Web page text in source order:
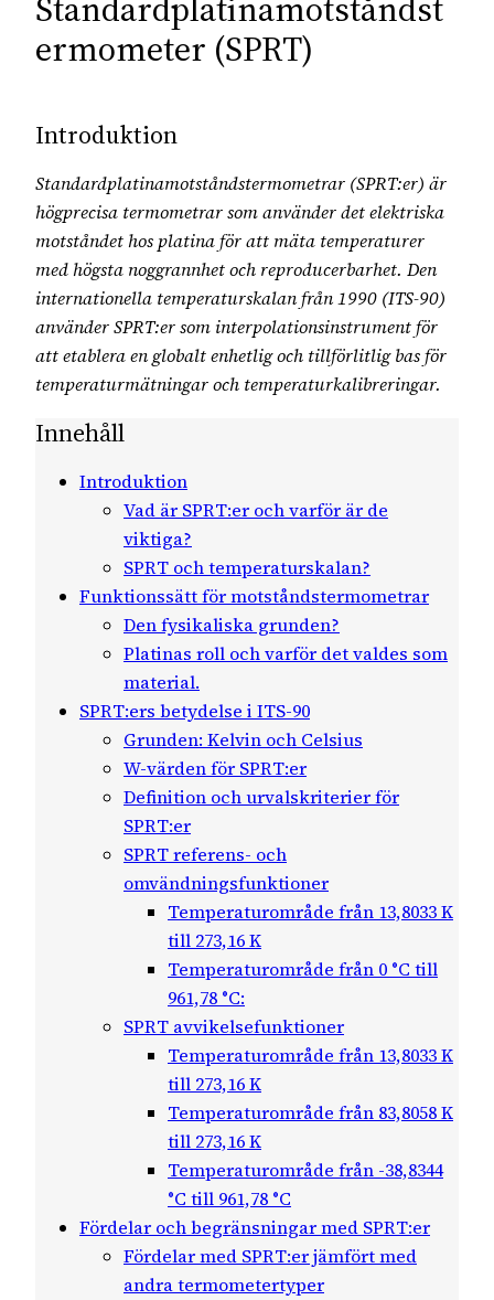
ermometer (SPRT)
Introduktion
Standardplatinamotståndstermometrar (SPRT:er) är
högprecisa termometrar som använder det elektriska
motståndet hos platina för att mäta temperaturer
med högsta noggrannhet och reproducerbarhet. Den
internationella temperaturskalan från 1990 (ITS-90)
använder SPRT:er som interpolationsinstrument för
att etablera en globalt enhetlig och tillförlitlig bas för
temperaturmätningar och temperaturkalibreringar.
Innehåll
Introduktion
Vad är SPRT:er och varför är de
viktiga?
SPRT och temperaturskalan?
Funktionssätt för motståndstermometrar
Den fysikaliska grunden?
Platinas roll och varför det valdes som
material.
SPRT:ers betydelse i ITS-90
Grunden: Kelvin och Celsius
W-värden för SPRT:er
Definition och urvalskriterier för
SPRT:er
SPRT referens- och
omvändningsfunktioner
Temperaturområde från 13,8033 K
till 273,16 K
Temperaturområde från 0 °C till
961,78 °C:
SPRT avvikelsefunktioner
Temperaturområde från 13,8033 K
till 273,16 K
Temperaturområde från 83,8058 K
till 273,16 K
Temperaturområde från -38,8344
°C till 961,78 °C
Fördelar och begränsningar med SPRT:er
Fördelar med SPRT:er jämfört med
andra termometertyper